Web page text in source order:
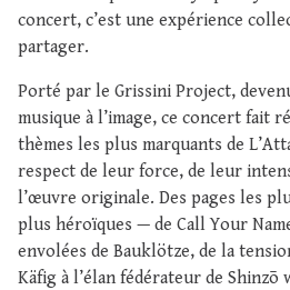
concert, c’est une expérience
partager.
Porté par le Grissini Project,
musique à l’image, ce concert fait
thèmes les plus marquants de
respect de leur force, de leur
l’œuvre originale. Des pages les
plus héroïques — de Call Your
envolées de Bauklötze, de la
Käfig à l’élan fédérateur de Shinzō